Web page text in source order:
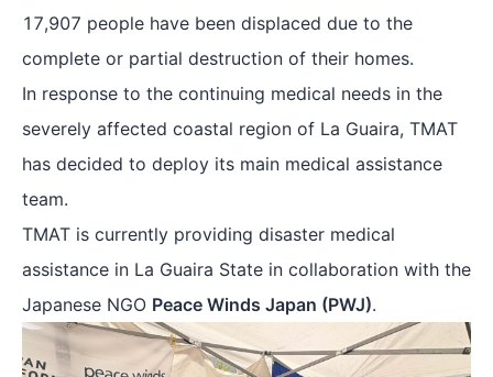
17,907 people have been displaced due to the
complete or partial destruction of their homes.
In response to the continuing medical needs in the
severely affected coastal region of La Guaira, TMAT
has decided to deploy its main medical assistance
team.
TMAT is currently providing disaster medical
assistance in La Guaira State in collaboration with the
Japanese NGO Peace Winds Japan (PWJ).